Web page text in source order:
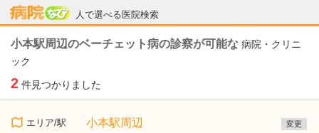
人で選べる医院検索
病院なび
小本駅周辺のベーチェット病の診察が可能な 病院・クリニ
ック
2 件見つかりました
エリア/駅 小本駅周辺 変更